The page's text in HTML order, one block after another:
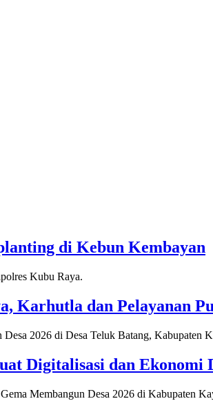
di Kebun Kembayan
Karhutla dan Pelayanan
Digitalisasi dan Ekonomi